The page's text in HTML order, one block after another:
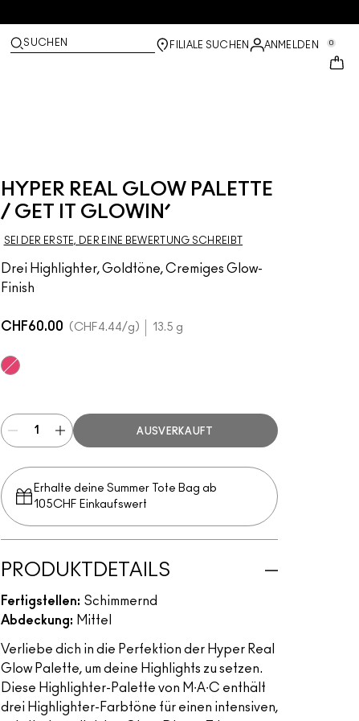
SUCHEN FILIALE SUCHEN ANMELDEN 0
HYPER REAL GLOW PALETTE
/ GET IT GLOWIN’
SEI DER ERSTE, DER EINE BEWERTUNG SCHREIBT
Drei Highlighter, Goldtöne, Cremiges Glow-
Finish
CHF60.00 CHF4.44/g 13.5 g
AUSVERKAUFT
Erhalte deine Summer Tote Bag ab
105CHF Einkaufswert​
PRODUKTDETAILS
Fertigstellen: Schimmernd
Abdeckung: Mittel
Verliebe dich in die Perfektion der Hyper Real
Glow Palette, um deine Highlights zu setzen.
Diese Highlighter-Palette von M∙A∙C enthält
drei Highlighter-Farbtöne für einen intensiven,